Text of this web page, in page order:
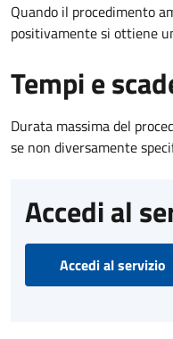
Quando il procedimento
positivamente si ottiene
Tempi e
Durata massima del
se non diversamente
Accedi al
Accedi al servizio